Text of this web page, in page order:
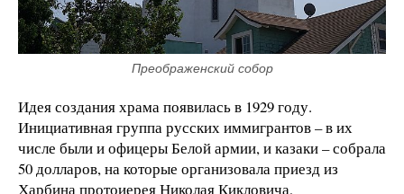
Преображенский собор
Идея создания храма появилась в 1929 году.
Инициативная группа русских иммигрантов – в их
числе были и офицеры Белой армии, и казаки – собрала
50 долларов, на которые организовала приезд из
Харбина протоиерея Николая Кикловича,